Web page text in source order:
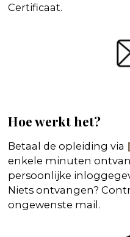
Certificaat.
Hoe werkt het?
Betaal de opleiding via
enkele minuten
persoonlijke
Niets ontvangen?
ongewenste mail.